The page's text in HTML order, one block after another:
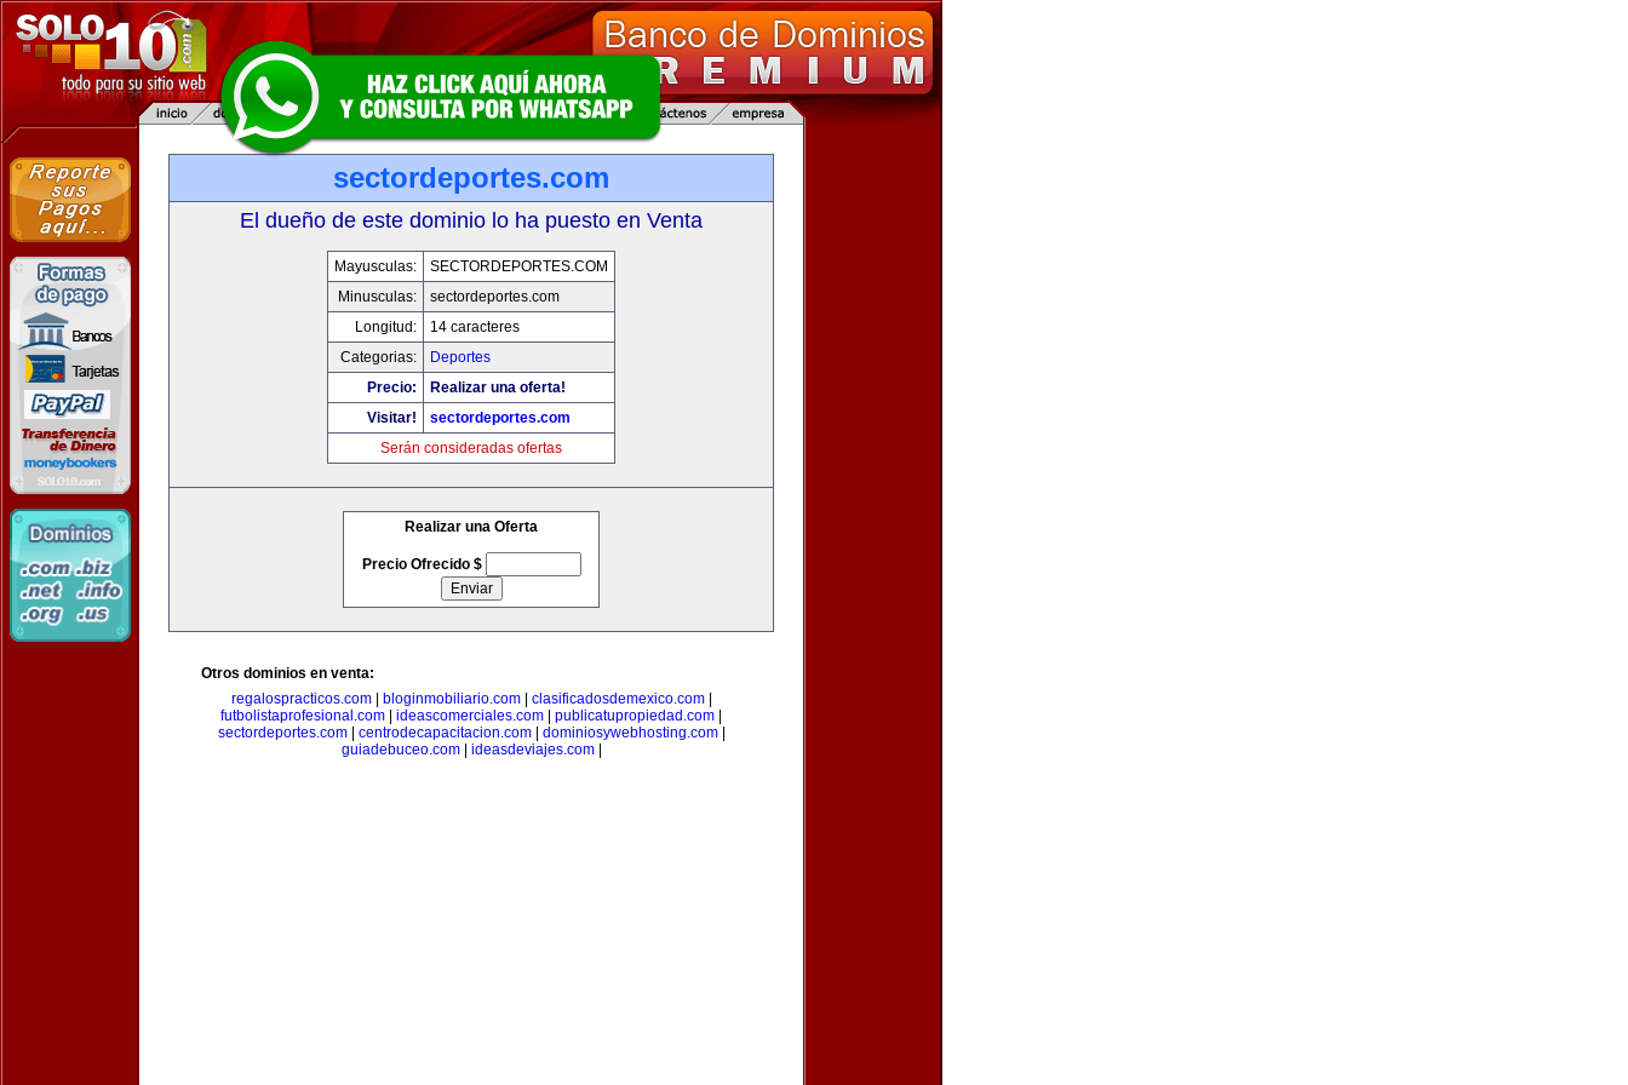
sectordeportes.com
El dueño de este dominio lo ha puesto en Venta
Mayusculas:
SECTORDEPORTES.COM
Minusculas:
sectordeportes.com
Longitud:
14 caracteres
Categorias:
Deportes
Precio:
Realizar una oferta!
Visitar!
sectordeportes.com
Serán consideradas ofertas
Realizar una Oferta
Precio Ofrecido $
Otros dominios en venta:
regalospracticos.com| bloginmobiliario.com| clasificadosdemexico.com|
futbolistaprofesional.com
ideascomerciales.com publicatupropiedad.com
sectordeportes.com| centrodecapacitacion.com| dominiosywebhosting.com|
guiadebuceo.com| ideasdeviajes.com|